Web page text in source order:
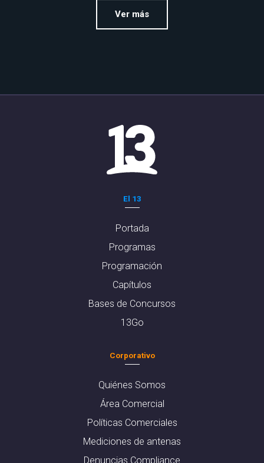
Ver más
El 13
Portada
Programas
Programación
Capítulos
Bases de Concursos
13Go
Corporativo
Quiénes Somos
Área Comercial
Políticas Comerciales
Mediciones de antenas
Denuncias Compliance